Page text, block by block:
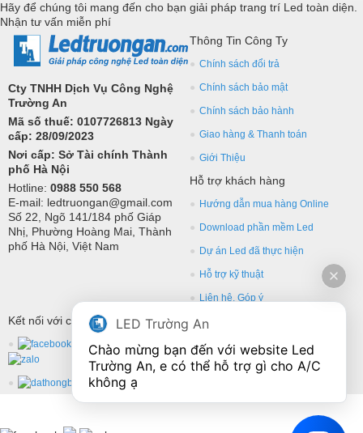
YRL,...Tư vấn giả pháp, hỗ trợ kỹ thuật chuyên sâu cho các
ứng dụng trang trí led.
Hãy để chúng tôi mang đến cho bạn giải pháp trang trí Led toàn diện.
Nhận tư vấn miễn phí
Cty TNHH Dịch Vụ Công Nghệ
Trường An
Mã số thuế: 0107726813 Ngày
cấp: 28/09/2023
Nơi cấp: Sở Tài chính Thành
phố Hà Nội
Hotline: 0988 550 568
E-mail: ledtruongan@gmail.com
Số 22, Ngõ 141/184 phố Giáp
Nhị, Phường Hoàng Mai, Thành
phố Hà Nội, Việt Nam
Thông Tin Công Ty
Chính sách đổi trả
Chính sách bảo mật
Chính sách bảo hành
Giao hàng & Thanh toán
Giới Thiệu
Hỗ trợ khách hàng
Hướng dẫn mua hàng Online
Download phần mềm Led
Dự án Led đã thực hiện
Hỗ trợ kỹ thuật
Liên hệ, Góp ý
Kết nối với chúng tôi
LED Trường An
Chào mừng bạn đến với website Led
Trường An, e có thể hỗ trợ gì cho A/C
không ạ